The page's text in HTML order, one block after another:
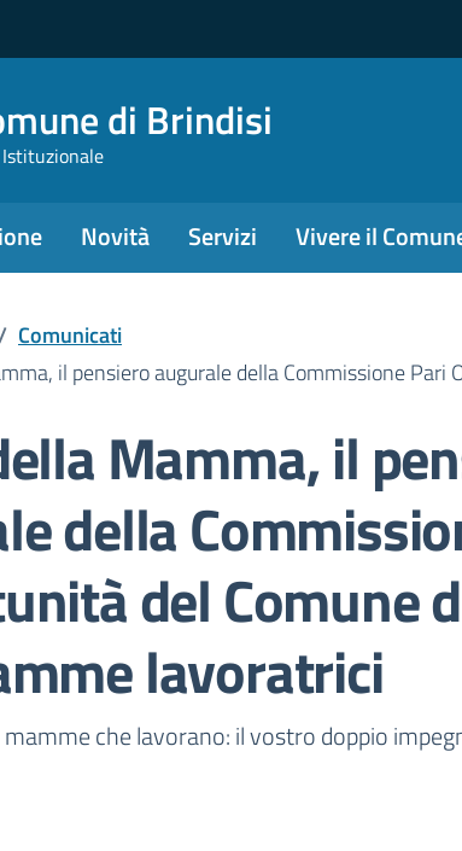
di Brindisi
Novità Servizi Vivere il
Comunicati
il pensiero augurale della Commissione
Mamma, il
della
del Comune
lavoratrici
notizia
che lavorano: il vostro doppio